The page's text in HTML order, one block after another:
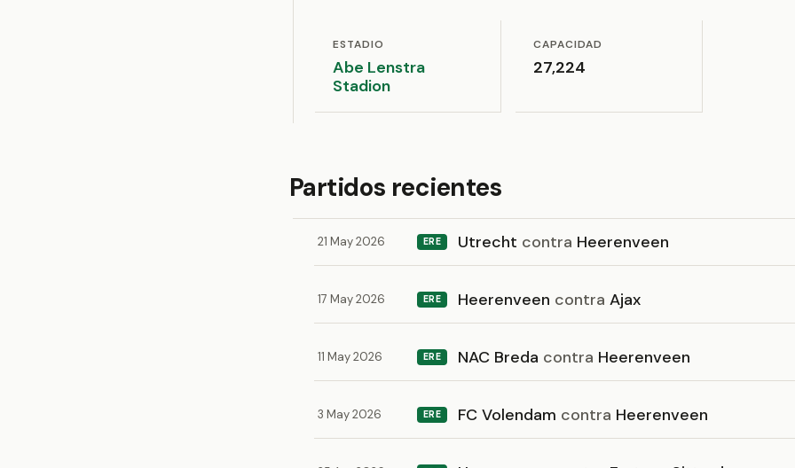
ESTADIO
Abe Lenstra
Stadion
CAPACIDAD
27,224
Partidos recientes
21 May 2026 ERE Utrecht contra Heerenveen
17 May 2026 ERE Heerenveen contra Ajax
11 May 2026 ERE NAC Breda contra Heerenveen
3 May 2026 ERE FC Volendam contra Heerenveen